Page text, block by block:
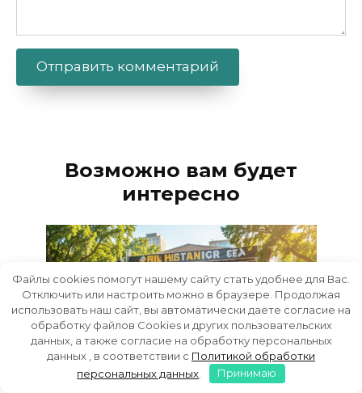
Возможно вам будет
интересно
Файлы cookies помогут нашему сайту стать удобнее для Вас.
Отключить или настроить можно в браузере. Продолжая
использовать наш сайт, вы автоматически даете согласие на
обработку файлов Cookies и других пользовательских
данных, а также согласие на обработку персональных
данных , в соответствии с Политикой обработки
персональных данных
Принимаю